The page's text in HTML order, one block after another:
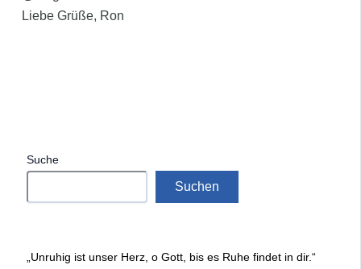
Liebe Grüße, Ron
Suche
Suchen
„Unruhig ist unser Herz, o Gott, bis es Ruhe findet in dir.“